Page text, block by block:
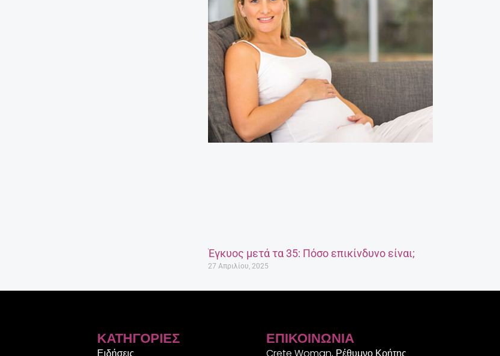
Έγκυος μετά τα 35: Πόσο επικίνδυνο είναι;
27 Απριλίου, 2025
ΚΑΤΗΓΟΡΊΕΣ ΕΠΙΚΟΙΝΩΝΊΑ